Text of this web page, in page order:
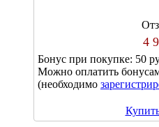
4
Бонус при покупке: 50
Можно оплатить
(необходимо